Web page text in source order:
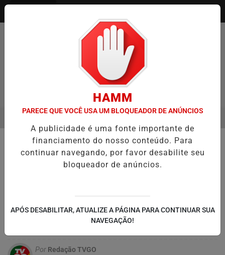
EM ALTA
🎁 PROMOÇÕES E ENQUETES
Vote na Enquete Premiada e
concorra a uma cesta de Dia dos
contra a implementação do voto impresso
Por Redação TVGO
HAMM
PARECE QUE VOCÊ USA UM BLOQUEADOR DE ANÚNCIOS
A publicidade é uma fonte importante de
financiamento do nosso conteúdo. Para
continuar navegando, por favor desabilite seu
bloqueador de anúncios.
APÓS DESABILITAR, ATUALIZE A PÁGINA PARA CONTINUAR SUA
NAVEGAÇÃO!